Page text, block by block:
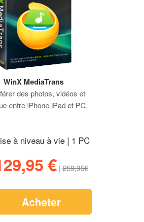
WinX MediaTrans
des photos, vidéos et
entre iPhone iPad et PC.
à niveau à vie | 1 PC
€|259,95€
Acheter